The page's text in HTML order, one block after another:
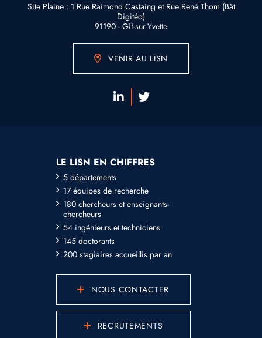
Site Plaine : 1 Rue Raimond Castaing et Rue René Thom (Bât
Digitéo)
91190 - Gif-sur-Yvette
VENIR AU LISN
LE LISN EN CHIFFRES
5 départements
17 équipes de recherche
180 chercheurs et enseignants-
chercheurs
54 ingénieurs et techniciens
145 doctorants
200 stagiaires accueillis par an
NOUS CONTACTER
RECRUTEMENTS